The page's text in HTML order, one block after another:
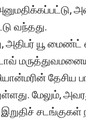
வந்தது.
யூ மைண்ட்
தேசிய
மேலும்,
இறுதிச்